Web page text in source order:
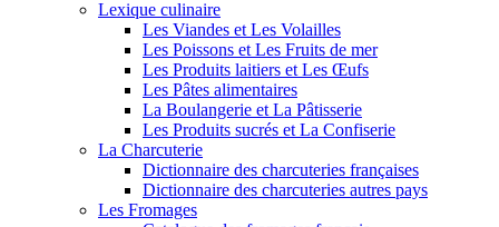
Lexique culinaire
Les Viandes et Les Volailles
Les Poissons et Les Fruits de mer
Les Produits laitiers et Les Œufs
Les Pâtes alimentaires
La Boulangerie et La Pâtisserie
Les Produits sucrés et La Confiserie
La Charcuterie
Dictionnaire des charcuteries françaises
Dictionnaire des charcuteries autres pays
Les Fromages